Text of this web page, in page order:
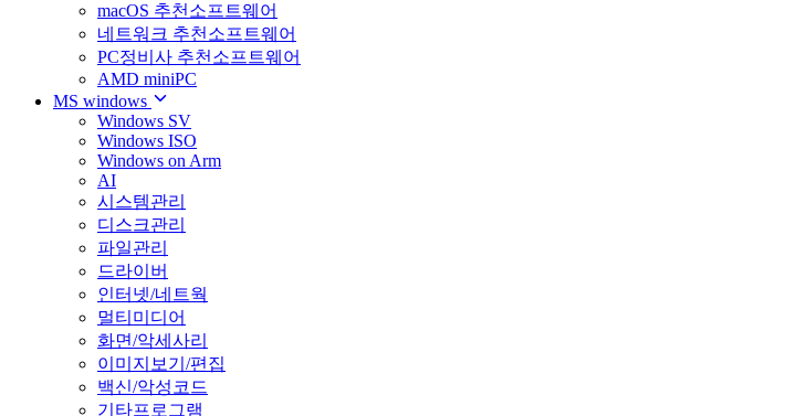
macOS 추천소프트웨어
네트워크 추천소프트웨어
PC정비사 추천소프트웨어
AMD miniPC
MS windows
Windows SV
Windows ISO
Windows on Arm
AI
시스템관리
디스크관리
파일관리
드라이버
인터넷/네트웍
멀티미디어
화면/악세사리
이미지보기/편집
백신/악성코드
기타프로그램